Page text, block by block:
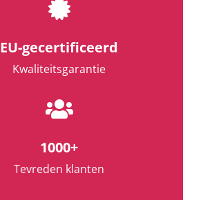

EU-gecertificeerd
Kwaliteitsgarantie

1000+
Tevreden klanten